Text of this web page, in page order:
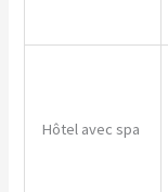
Hôtel avec spa